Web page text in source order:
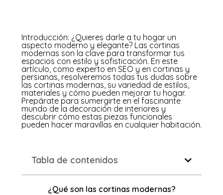
Introducción: ¿Quieres darle a tu hogar un
aspecto moderno y elegante? Las cortinas
modernas son la clave para transformar tus
espacios con estilo y sofisticación. En este
artículo, como experto en SEO y en cortinas y
persianas, resolveremos todas tus dudas sobre
las cortinas modernas, su variedad de estilos,
materiales y cómo pueden mejorar tu hogar.
Prepárate para sumergirte en el fascinante
mundo de la decoración de interiores y
descubrir cómo estas piezas funcionales
pueden hacer maravillas en cualquier habitación.
Tabla de contenidos
¿Qué son las cortinas modernas?